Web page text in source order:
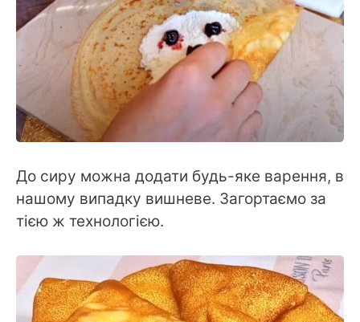
До сиру можна додати будь-яке варення, в
нашому випадку вишневе. Загортаємо за
тією ж технологією.